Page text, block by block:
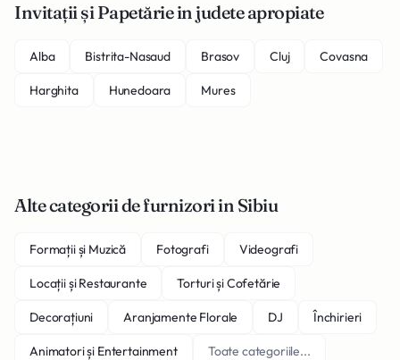
Invitații și Papetărie in judete apropiate
Alba Bistrita-Nasaud Brasov Cluj Covasna
Harghita Hunedoara Mures
Alte categorii de furnizori in Sibiu
Formații și Muzică Fotografi Videografi
Locații și Restaurante Torturi și Cofetărie
Decorațiuni Aranjamente Florale DJ Închirieri
Animatori și Entertainment Toate categoriile...